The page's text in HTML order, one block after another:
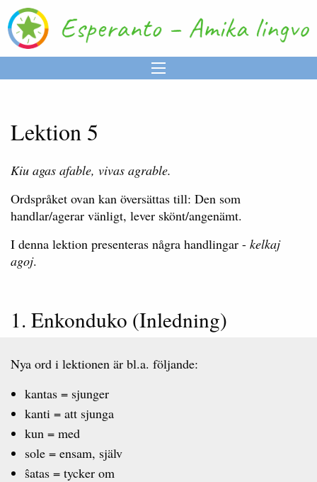
Lektion 5
Kiu agas afable, vivas agrable.
Ordspråket ovan kan översättas till: Den som
handlar/agerar vänligt, lever skönt/angenämt.
I denna lektion presenteras några handlingar - kelkaj
agoj.
1. Enkonduko (Inledning)
Nya ord i lektionen är bl.a. följande:
kantas = sjunger
kanti = att sjunga
kun = med
sole = ensam, själv
ŝatas = tycker om